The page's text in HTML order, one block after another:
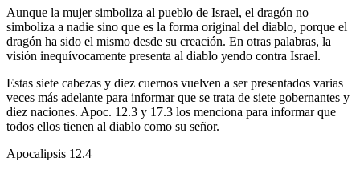
Aunque la mujer simboliza al pueblo de Israel, el dragón no
simboliza a nadie sino que es la forma original del diablo, porque el
dragón ha sido el mismo desde su creación. En otras palabras, la
visión inequívocamente presenta al diablo yendo contra Israel.
Estas siete cabezas y diez cuernos vuelven a ser presentados varias
veces más adelante para informar que se trata de siete gobernantes y
diez naciones. Apoc. 12.3 y 17.3 los menciona para informar que
todos ellos tienen al diablo como su señor.
Apocalipsis 12.4